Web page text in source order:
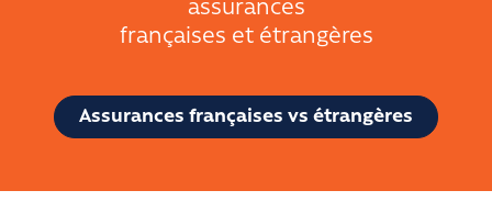
assurances
françaises et étrangères
Assurances françaises vs étrangères